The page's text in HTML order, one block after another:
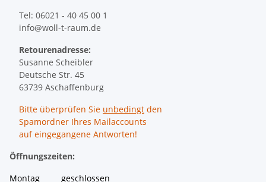
Tel: 06021 - 40 45 00 1
info@woll-t-raum.de
Retourenadresse:
Susanne Scheibler
Deutsche Str. 45
63739 Aschaffenburg
Bitte überprüfen Sie unbedingt den
Spamordner Ihres Mailaccounts
auf eingegangene Antworten!
Öffnungszeiten:
Montag geschlossen